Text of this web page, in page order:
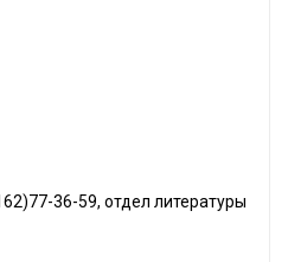
36-59, отдел литературы